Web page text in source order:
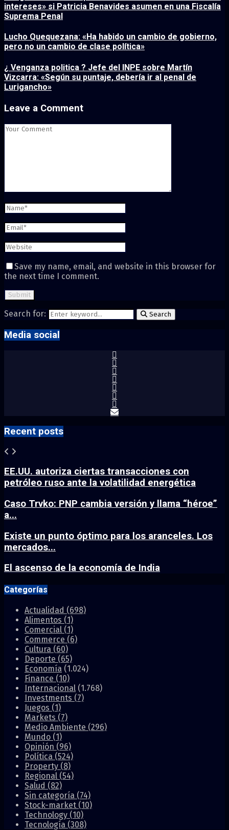
intereses» si Patricia Benavides asumen en una Fiscalía
Suprema Penal
Lucho Quequezana: «Ha habido un cambio de gobierno,
pero no un cambio de clase política»
¿ Venganza politica ? Jefe del INPE sobre Martín
Vizcarra: «Según su puntaje, debería ir al penal de
Lurigancho»
Leave a Comment
Save my name, email, and website in this browser for
the next time I comment.
Search for: Search
Media social
Recent posts
EE.UU. autoriza ciertas transacciones con
petróleo ruso ante la volatilidad energética
Caso Trvko: PNP cambia versión y llama “héroe”
a...
Existe un punto óptimo para los aranceles. Los
mercados...
El ascenso de la economía de India
Categorías
Actualidad (698)
Alimentos (1)
Comercial (1)
Commerce (6)
Cultura (60)
Deporte (65)
Economía (1.024)
Finance (10)
Internacional (1.768)
Investments (7)
Juegos (1)
Markets (7)
Medio Ambiente (296)
Mundo (1)
Opinión (96)
Política (524)
Property (8)
Regional (54)
Salud (82)
Sin categoría (74)
Stock-market (10)
Technology (10)
Tecnología (308)